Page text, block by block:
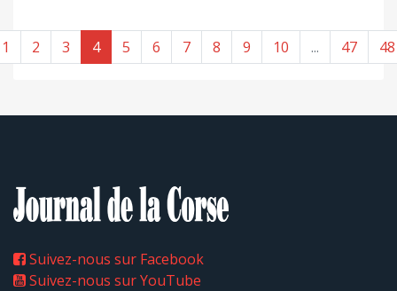
1 2 3 4 5 6 7 8 9 10 ... 47 48
Suivez-nous sur Facebook
Suivez-nous sur YouTube